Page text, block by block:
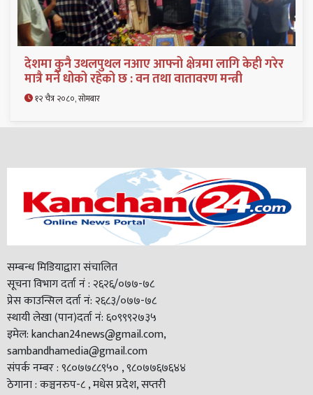
देशमा कुनै उथलपुथल नआए आफ्नो क्षेत्रमा लागि केही गरेर
मात्रै मर्ने धोको रहेको छ : वन तथा वातावरण मन्त्री
१२ चैत्र २०८०, सोमबार
सम्बन्ध मिडियाद्वारा संचालित
सूचना विभाग दर्ता नं : २६२६/०७७-७८
प्रेस काउन्सिल दर्ता नं: २६८३/०७७-७८
स्थायी लेखा (पान)दर्ता नं: ६०९९९२७३५
इमेल: kanchan24news@gmail.com,
sambandhamedia@gmail.com
संपर्क नम्बर : ९८०७७८८९५० , ९८०७७६७६४४
ठेगाना : कञ्चनरुप-८ , मधेस प्रदेश, सप्तरी